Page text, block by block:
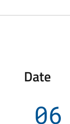
Date
06